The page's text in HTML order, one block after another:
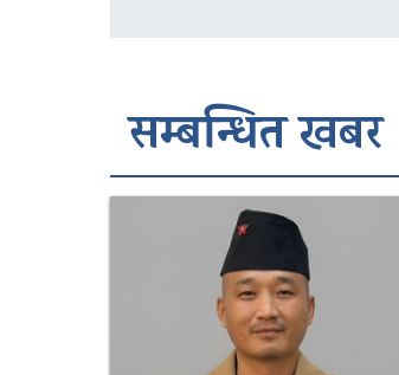
सम्बन्धित खबर